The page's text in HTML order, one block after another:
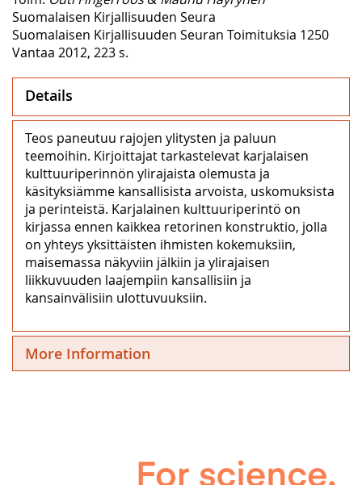
Suomalaisen Kirjallisuuden Seura
Suomalaisen Kirjallisuuden Seuran Toimituksia 1250
Vantaa 2012, 223 s.
Details
Teos paneutuu rajojen ylitysten ja paluun
teemoihin. Kirjoittajat tarkastelevat karjalaisen
kulttuuriperinnön ylirajaista olemusta ja
käsityksiämme kansallisista arvoista, uskomuksista
ja perinteistä. Karjalainen kulttuuriperintö on
kirjassa ennen kaikkea retorinen konstruktio, jolla
on yhteys yksittäisten ihmisten kokemuksiin,
maisemassa näkyviin jälkiin ja ylirajaisen
liikkuvuuden laajempiin kansallisiin ja
kansainvälisiin ulottuvuuksiin.
More Information